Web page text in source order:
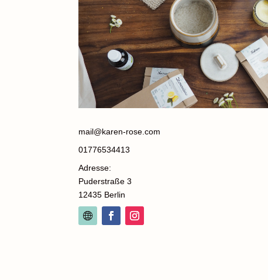
mail@karen-rose.com
01776534413
Adresse:
Puderstraße 3
12435 Berlin